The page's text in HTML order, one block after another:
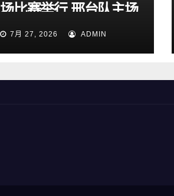
场比赛举行 邢台队主场
15:1大胜雄安新区队
7月 27, 2026 ADMIN